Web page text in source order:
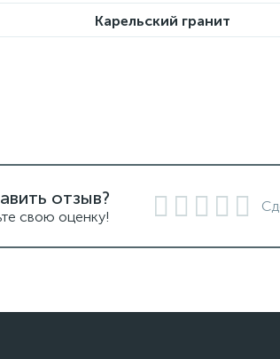
Карельский гранит
отзыв?
свою оценку!